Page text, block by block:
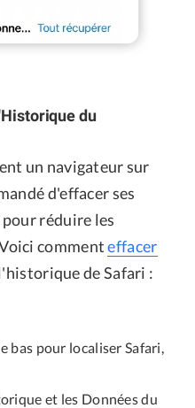
du
un navigateur sur
d'effacer ses
réduire les
commenteffacer
de Safari :
bas pour localiser Safari,
et les Données du